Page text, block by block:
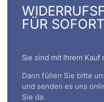
FÜR
Sie sind mit Ihrem Kauf
Dann füllen Sie bitte
und senden es uns
Sie da.